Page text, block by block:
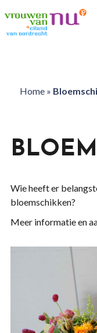
Home»
Wie heeft er
bloemschikken?
Meer informatie en